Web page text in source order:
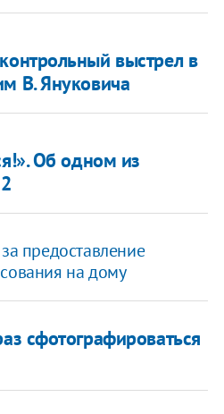
выстрел в
В. Януковича
Об одном из
предоставление
на дому
сфотографироваться